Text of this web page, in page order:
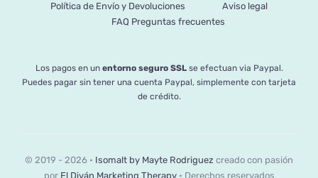
Política de Envío y Devoluciones
Aviso legal
FAQ Preguntas frecuentes
Los pagos en un entorno seguro SSLse efectuan via Paypal.
Puedes pagar sin tener una cuenta Paypal, simplemente con tarjeta
de crédito.
© 2019 - 2026 • Isomalt by Mayte Rodriguez creado con pasión
por El Diván Marketing Therapy• Derechos reservados